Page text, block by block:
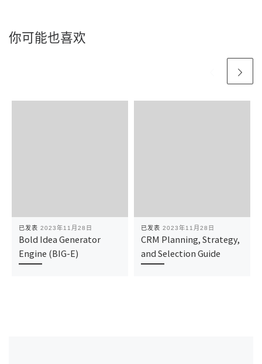
你可能也喜欢
已发表 2023年11月28日
Bold Idea Generator
Engine (BIG-E)
已发表 2023年11月28日
CRM Planning, Strategy,
and Selection Guide